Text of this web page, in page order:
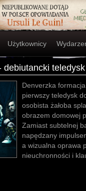
Użytkownicy
debiutancki teledysk
Denverzka
pierwszy teledysk
osobista żałoba
obrazem domowej
Zamiast subtelnej
napędzany
a wizualna oprawa
nieuchronności i